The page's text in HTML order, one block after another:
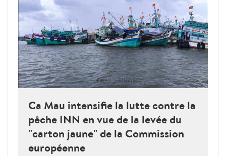
Ca Mau intensifie la lutte contre la
pêche INN en vue de la levée du
"carton jaune" de la Commission
européenne